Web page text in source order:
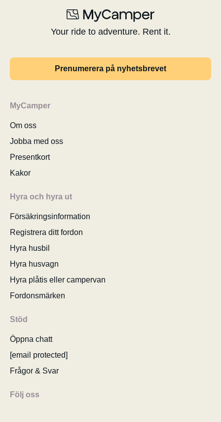
Your ride to adventure. Rent it.
Prenumerera på nyhetsbrevet
MyCamper
Om oss
Jobba med oss
Presentkort
Kakor
Hyra och hyra ut
Försäkringsinformation
Registrera ditt fordon
Hyra husbil
Hyra husvagn
Hyra plåtis eller campervan
Fordonsmärken
Stöd
Öppna chatt
[email protected]
Frågor & Svar
Följ oss